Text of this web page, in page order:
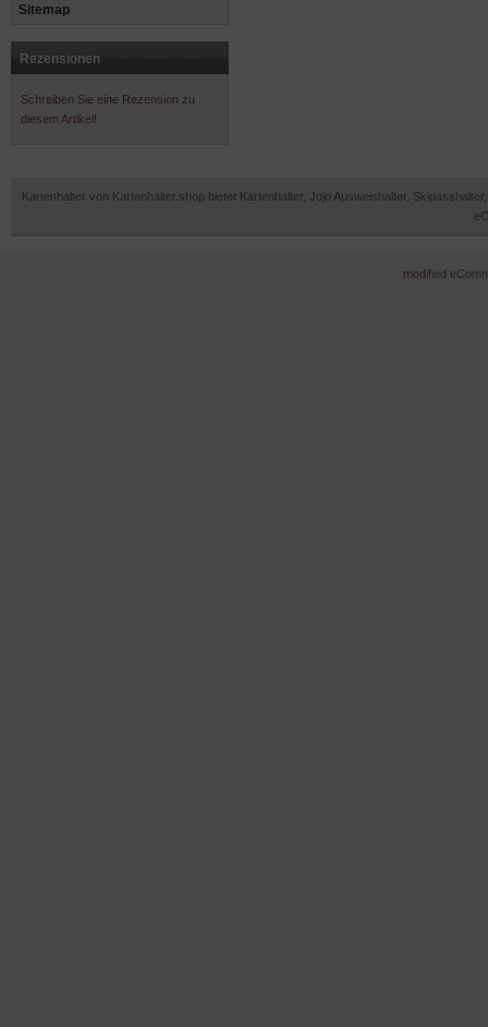
Sitemap
Rezensionen
Schreiben Sie eine Rezension zu
diesem Artikel!
Kartenhalter von Kartenhalter.shop bietet Kartenhalter, Jojo Ausweishalter,
modified